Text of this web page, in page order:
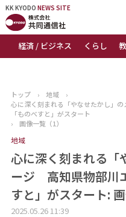
KK KYODO NEWS SITE
経済 / ビジネス くらし
KK KYODONEWS SITE
トップページ
ニュース
おすすめコンテンツ
出版物
会社概要
トップ › 地域
›
心に深く刻まれる「やなせたかし」
「ものべすと」がスタート
›
画像一覧（1）
地域
心に深く刻まれる「
ージ 高知県物部川
すと」がスタート: 画
2025.05.26 11:39